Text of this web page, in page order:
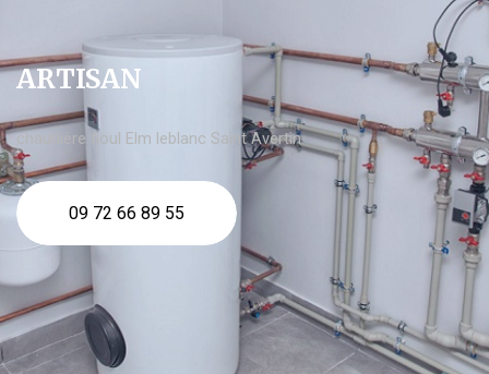
ARTISAN
chaudière fioul Elm leblanc Saint Avertin
09 72 66 89 55